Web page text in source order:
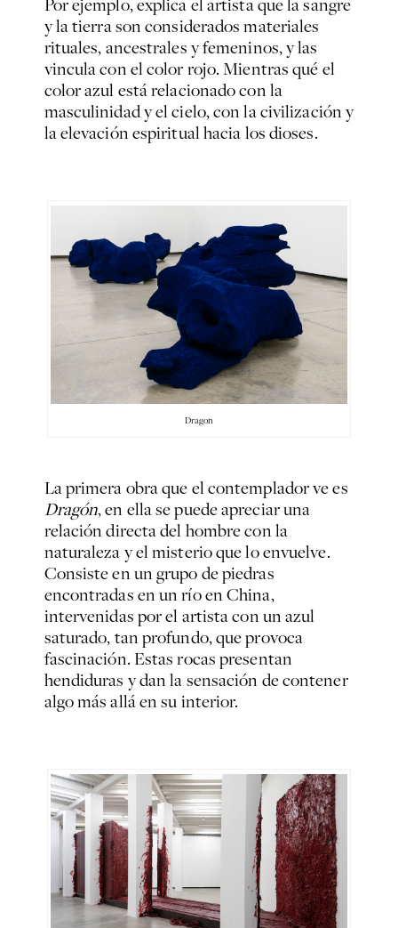
y la tierra son considerados materiales
rituales, ancestrales y femeninos, y las
vincula con el color rojo. Mientras qué el
color azul está relacionado con la
masculinidad y el cielo, con la civilización y
la elevación espiritual hacia los dioses.
Dragon
La primera obra que el contemplador ve es
Dragón, en ella se puede apreciar una
relación directa del hombre con la
naturaleza y el misterio que lo envuelve.
Consiste en un grupo de piedras
encontradas en un río en China,
intervenidas por el artista con un azul
saturado, tan profundo, que provoca
fascinación. Estas rocas presentan
hendiduras y dan la sensación de contener
algo más allá en su interior.